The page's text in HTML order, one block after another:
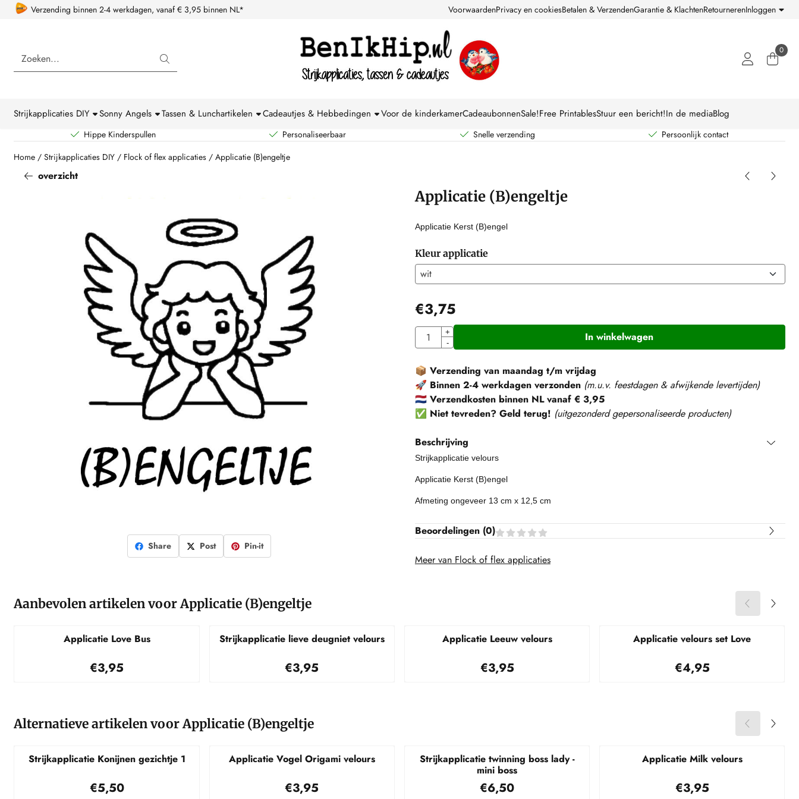
Cookievoorkeuren zijn beschikbaar. Kies instellingen of sta alle cookies toe.
Verzending binnen 2-4 werkdagen, vanaf € 3,95 binnen NL* VoorwaardenPrivacy en cookiesBetalen & VerzendenGarantie & KlachtenRetournerenInloggen
Zoeken 0
Strijkapplicaties DIY Sonny Angels Tassen & Lunchartikelen Cadeautjes & Hebbedingen Voor de kinderkamerCadeaubonnenSale!Free PrintablesStuur een bericht!In de mediaBlog
Hippe Kinderspullen Personaliseerbaar Snelle verzending
Persoonlijk contact
Home / Strijkapplicaties DIY / Flock of flex applicaties / Applicatie (B)engeltje
overzicht
Share Post Pin-it
Applicatie (B)engeltje
Applicatie Kerst (B)engel
Kleur applicatie
€3,75
Aantal
+
-
In winkelwagen
📦 Verzending van maandag t/m vrijdag
🚀 Binnen 2-4 werkdagen verzonden (m.u.v. feestdagen & afwijkende levertijden)
🇳🇱 Verzendkosten binnen NL vanaf € 3,95
✅ Niet tevreden? Geld terug! (uitgezonderd gepersonaliseerde producten)
Beschrijving
Strijkapplicatie velours
Applicatie Kerst (B)engel
Afmeting ongeveer 13 cm x 12,5 cm
Beoordelingen (0)
Meer van Flock of flex applicaties
Aanbevolen artikelen voorApplicatie (B)engeltje
Applicatie Love Bus
Prijs: 3,95
€3,95
Strijkapplicatie lieve deugniet velours
Prijs: 3,95
€3,95
Applicatie Leeuw velours
Prijs: 3,95
€3,95
Applicatie velours set Love
Prijs: 4,95
€4,95
Alternatieve artikelen voorApplicatie (B)engeltje
Strijkapplicatie Konijnen gezichtje 1
Prijs: 5,50
€5,50
Applicatie Vogel Origami velours
Prijs: 3,95
€3,95
Strijkapplicatie twinning boss lady -
mini boss
Prijs: 6,50
€6,50
Applicatie Milk velours
Prijs: 3,95
€3,95